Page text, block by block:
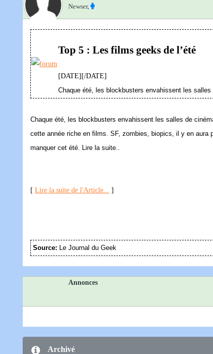
Newser,
Top 5 : Les films geeks de l’été
[DATE][/DATE]
Chaque été, les blockbusters envahissent les
Chaque été, les blockbusters envahissent les salles de
cette année riche en films. SF, zombies, biopics, il y en
manquer cet été. Lire la suite..
[ Lire la suite de l'Article... ]
Source: Le Journal du Geek
Annonces
Archivé